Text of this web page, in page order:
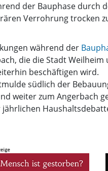
der Bauphase durch
Verrohrung trocken
während der
die die Stadt
beschäftigen wird.
südlich der
weiter zum Angerbach